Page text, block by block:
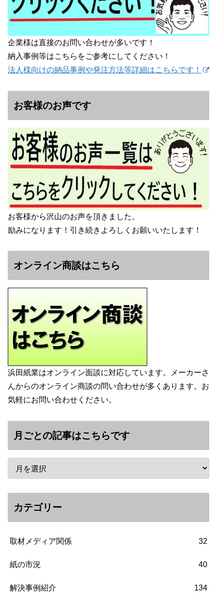
企業様は直接のお問い合わせが多いです！
納入事例等はこちらをご参考にしてください！
法人様向けの納品事例や発注方法等詳細はこちらです！
お客様のお声です
お客様から沢山のお声を頂きました。
励みになります！引き続きよろしくお願いいたします！
オンライン商談はこちら
浜田紙業はオンライン面談に対応しています。メーカーさ
んからのオンライン商談の問い合わせが多くあります。お
気軽にお問い合わせください。
月ごとの記事はこちらです
カテゴリー
取材メディア関係 32
紙の市況 40
解決事例紹介 134